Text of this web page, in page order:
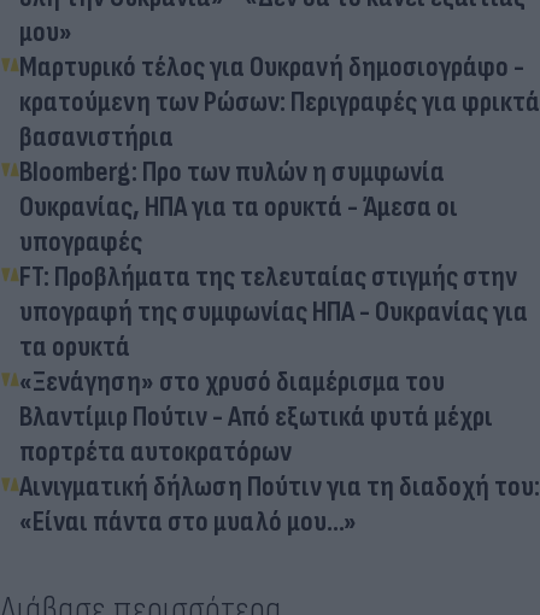
μου»
Μαρτυρικό τέλος για Ουκρανή δημοσιογράφο -
κρατούμενη των Ρώσων: Περιγραφές για φρικτά
βασανιστήρια
Bloomberg: Προ των πυλών η συμφωνία
Ουκρανίας, ΗΠΑ για τα ορυκτά - Άμεσα οι
υπογραφές
FT: Προβλήματα της τελευταίας στιγμής στην
υπογραφή της συμφωνίας ΗΠΑ - Ουκρανίας για
τα ορυκτά
«Ξενάγηση» στο χρυσό διαμέρισμα του
Βλαντίμιρ Πούτιν - Από εξωτικά φυτά μέχρι
πορτρέτα αυτοκρατόρων
Αινιγματική δήλωση Πούτιν για τη διαδοχή του:
«Είναι πάντα στο μυαλό μου...»